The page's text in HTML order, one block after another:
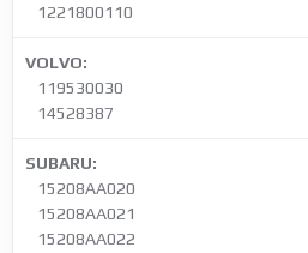
1221800110
VOLVO:
119530030
14528387
SUBARU:
15208AA020
15208AA021
15208AA022